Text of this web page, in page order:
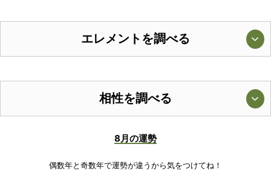
エレメントを調べる
相性を調べる
8月の運勢
偶数年と奇数年で運勢が違うから気をつけてね！